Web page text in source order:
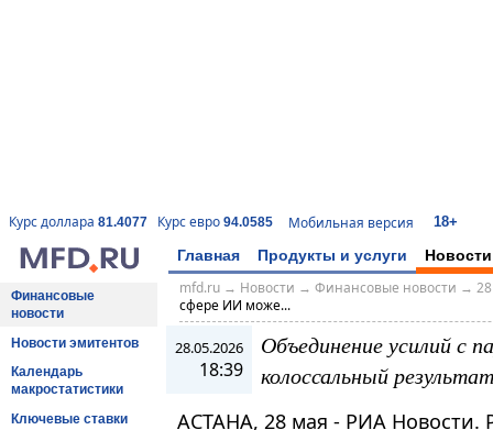
Курс доллара 81.4077 Курс евро 94.0585 Мобильная версия 18+
Главная Продукты и услуги Новости
Финансовые
новости
Новости эмитентов
Календарь
макростатистики
Ключевые ставки
mfd.ru→ Новости → Финансовые новости →
сфере ИИ може...
28.05.2026
18:39
Объединение усилий
колоссальный
АСТАНА, 28 мая - РИА Новости.